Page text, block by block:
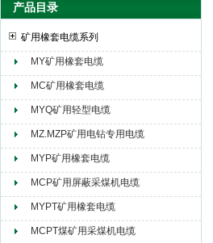
产品目录
矿用橡套电缆系列
MY矿用橡套电缆
MC矿用橡套电缆
MYQ矿用轻型电缆
MZ.MZP矿用电钻专用电缆
MYP矿用橡套电缆
MCP矿用屏蔽采煤机电缆
MYPT矿用橡套电缆
MCPT煤矿用采煤机电缆